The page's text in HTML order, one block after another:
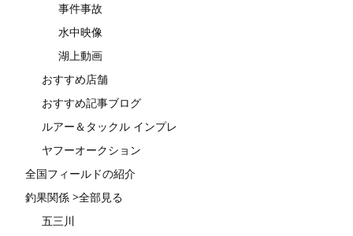
事件事故
水中映像
湖上動画
おすすめ店舗
おすすめ記事ブログ
ルアー＆タックル インプレ
ヤフーオークション
全国フィールドの紹介
釣果関係 >全部見る
五三川